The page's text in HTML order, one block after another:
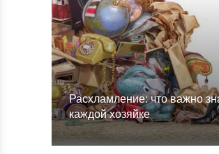
Расхламление: что важно
каждой хозяйке